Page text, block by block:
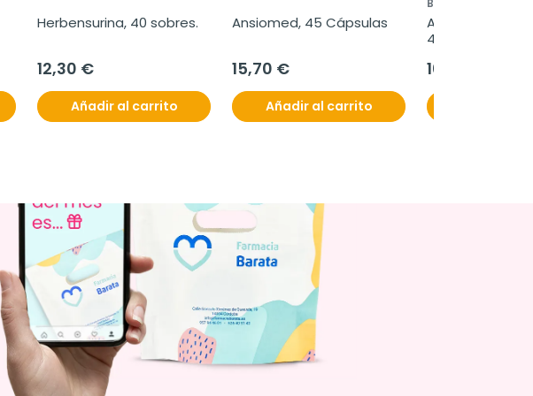
Herbensurina, 40 sobres.
12,30 €
Añadir al carrito
Ansiomed, 45 Cápsulas
15,70 €
Añadir al carrito
BIOSERUM
Ansiomed
45
16,30 €